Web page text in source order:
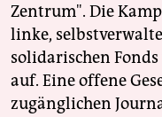
Zentrum". Die
linke,
solidarischen
auf. Eine offene
zugänglichen